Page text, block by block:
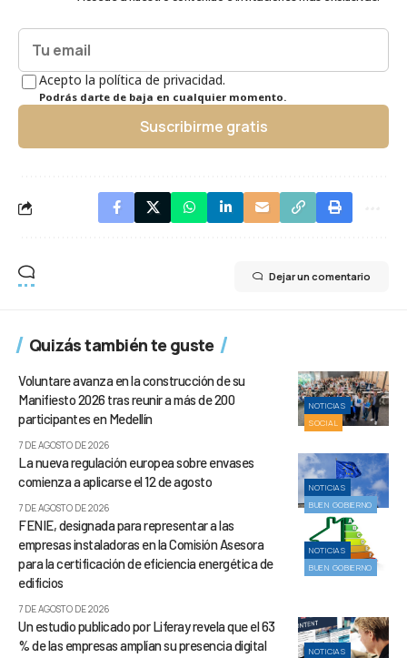
Acepto la política de privacidad.
Podrás darte de baja en cualquier momento.
Suscribirme gratis
Dejar un comentario
Quizás también te guste
NOTICIAS
SOCIAL
Voluntare avanza en la construcción de su
Manifiesto 2026 tras reunir a más de 200
participantes en Medellín
7 DE AGOSTO DE 2026
NOTICIAS
BUEN GOBIERNO
La nueva regulación europea sobre envases
comienza a aplicarse el 12 de agosto
7 DE AGOSTO DE 2026
NOTICIAS
BUEN GOBIERNO
FENIE, designada para representar a las
empresas instaladoras en la Comisión Asesora
para la certificación de eficiencia energética de
edificios
7 DE AGOSTO DE 2026
NOTICIAS
Un estudio publicado por Liferay revela que el 63
% de las empresas amplían su presencia digital